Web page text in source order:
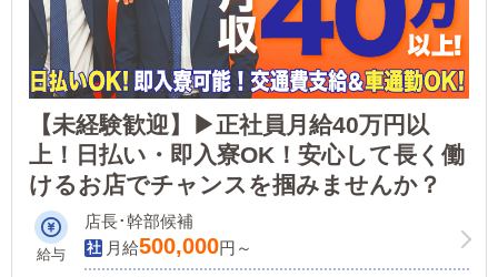
【未経験歓迎】▶正社員月給40万円以
上！日払い・即入寮OK！安心して長く働
けるお店でチャンスを掴みませんか？
給与
店長･幹部候補
月給500,000円～